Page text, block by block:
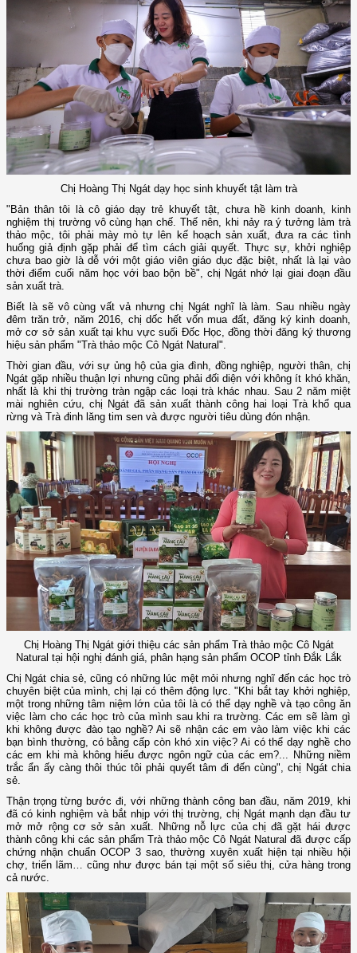
Chị Hoàng Thị Ngát dạy học sinh khuyết tật làm trà
"Bản thân tôi là cô giáo dạy trẻ khuyết tật, chưa hề kinh doanh, kinh
nghiệm thị trường vô cùng hạn chế. Thế nên, khi nảy ra ý tưởng làm trà
thảo mộc, tôi phải mày mò tự lên kế hoạch sản xuất, đưa ra các tình
huống giả định gặp phải để tìm cách giải quyết. Thực sự, khởi nghiệp
chưa bao giờ là dễ với một giáo viên giáo dục đặc biệt, nhất là lại vào
thời điểm cuối năm học với bao bộn bề", chị Ngát nhớ lại giai đoạn đầu
sản xuất trà.
Biết là sẽ vô cùng vất vả nhưng chị Ngát nghĩ là làm. Sau nhiều ngày
đêm trăn trở, năm 2016, chị dốc hết vốn mua đất, đăng ký kinh doanh,
mở cơ sở sản xuất tại khu vực suối Đốc Học, đồng thời đăng ký thương
hiệu sản phẩm "Trà thảo mộc Cô Ngát Natural".
Thời gian đầu, với sự ủng hộ của gia đình, đồng nghiệp, người thân, chị
Ngát gặp nhiều thuận lợi nhưng cũng phải đối diện với không ít khó khăn,
nhất là khi thị trường tràn ngập các loại trà khác nhau. Sau 2 năm miệt
mài nghiên cứu, chị Ngát đã sản xuất thành công hai loại Trà khổ qua
rừng và Trà đinh lăng tim sen và được người tiêu dùng đón nhận.
Chị Hoàng Thị Ngát giới thiệu các sản phẩm Trà thảo mộc Cô Ngát
Natural tại hội nghị đánh giá, phân hạng sản phẩm OCOP tỉnh Đắk Lắk
Chị Ngát chia sẻ, cũng có những lúc mệt mỏi nhưng nghĩ đến các học trò
chuyên biệt của mình, chị lại có thêm động lực. "Khi bắt tay khởi nghiệp,
một trong những tâm niệm lớn của tôi là có thể dạy nghề và tạo công ăn
việc làm cho các học trò của mình sau khi ra trường. Các em sẽ làm gì
khi không được đào tạo nghề? Ai sẽ nhận các em vào làm việc khi các
bạn bình thường, có bằng cấp còn khó xin việc? Ai có thể dạy nghề cho
các em khi mà không hiểu được ngôn ngữ của các em?... Những niềm
trắc ẩn ấy càng thôi thúc tôi phải quyết tâm đi đến cùng", chị Ngát chia
sẻ.
Thận trọng từng bước đi, với những thành công ban đầu, năm 2019, khi
đã có kinh nghiệm và bắt nhịp với thị trường, chị Ngát mạnh dạn đầu tư
mở mở rộng cơ sở sản xuất. Những nỗ lực của chị đã gặt hái được
thành công khi các sản phẩm Trà thảo mộc Cô Ngát Natural đã được cấp
chứng nhận chuẩn OCOP 3 sao, thường xuyên xuất hiện tại nhiều hội
chợ, triển lãm… cũng như được bán tại một số siêu thị, cửa hàng trong
cả nước.